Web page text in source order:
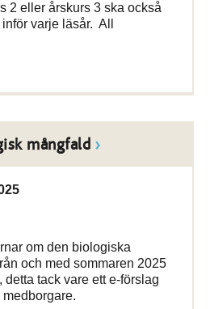
2 eller årskurs 3 ska också
varje läsår. All
mångfald
om den biologiska
och med sommaren 2025
detta tack vare ett e-förslag
medborgare.